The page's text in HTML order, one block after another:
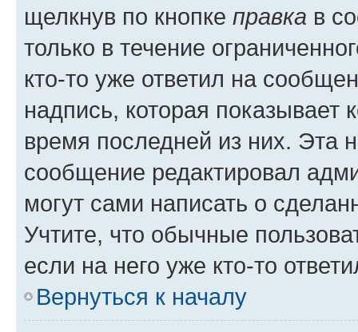
щелкнув по кнопке правка в
только в течение
кто-то уже ответил на
надпись, которая показывает
время последней из них. Эта
сообщение редактировал
могут сами написать о
Учтите, что обычные
если на него уже кто-то
Вернуться к началу